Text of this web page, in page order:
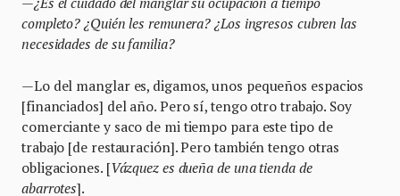
completo? ¿Quién les remunera? ¿Los ingresos cubren las
necesidades de su familia?
—Lo del manglar es, digamos, unos pequeños espacios
[financiados] del año. Pero sí, tengo otro trabajo. Soy
comerciante y saco de mi tiempo para este tipo de
trabajo [de restauración]. Pero también tengo otras
obligaciones. [Vázquez es dueña de una tienda de
abarrotes].